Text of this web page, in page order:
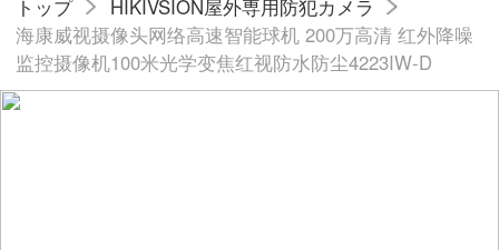
トップ
HIKIVSION屋外専用防犯カメラ
海康威视摄像头网络高速智能球机 200万高清 红外降噪
监控摄像机100米光学变焦红视防水防尘4223IW-D